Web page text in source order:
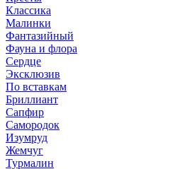
Классика
Малинки
Фантазийный
Фауна и флора
Сердце
Эксклюзив
По вставкам
Бриллиант
Сапфир
Самородок
Изумруд
Жемчуг
Турмалин